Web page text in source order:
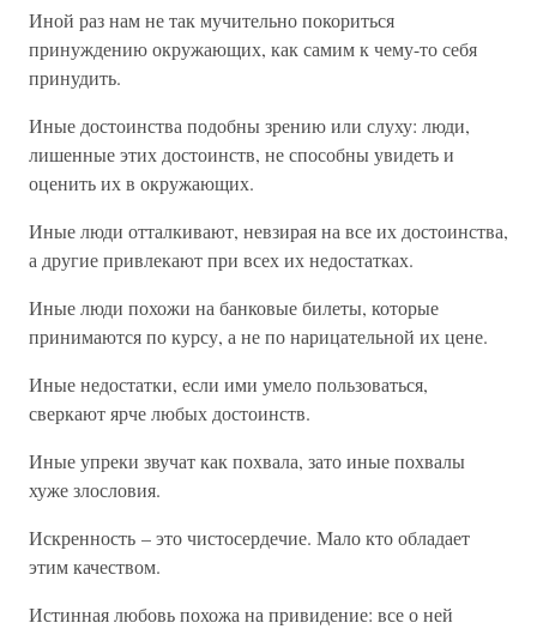
Иной раз нам не так мучительно покориться
принуждению окружающих, как самим к чему-то себя
принудить.
Иные достоинства подобны зрению или слуху: люди,
лишенные этих достоинств, не способны увидеть и
оценить их в окружающих.
Иные люди отталкивают, невзирая на все их достоинства,
а другие привлекают при всех их недостатках.
Иные люди похожи на банковые билеты, которые
принимаются по курсу, а не по нарицательной их цене.
Иные недостатки, если ими умело пользоваться,
сверкают ярче любых достоинств.
Иные упреки звучат как похвала, зато иные похвалы
хуже злословия.
Искренность – это чистосердечие. Мало кто обладает
этим качеством.
Истинная любовь похожа на привидение: все о ней